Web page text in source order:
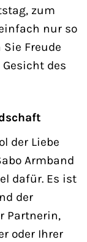
zum
nur so
Freude
des
der Liebe
Armband
dafür. Es ist
der
Partnerin,
oder Ihrer